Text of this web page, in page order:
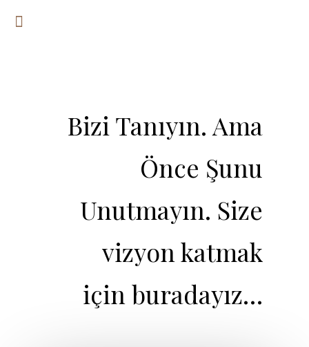
Bizi Tanıyın. Ama
Önce Şunu
Unutmayın. Size
vizyon katmak
için buradayız…